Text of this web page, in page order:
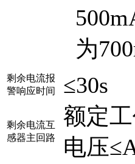
为
剩余电流报
警响应时间
≤30s
剩余电流互
感器主回路
额定
电压